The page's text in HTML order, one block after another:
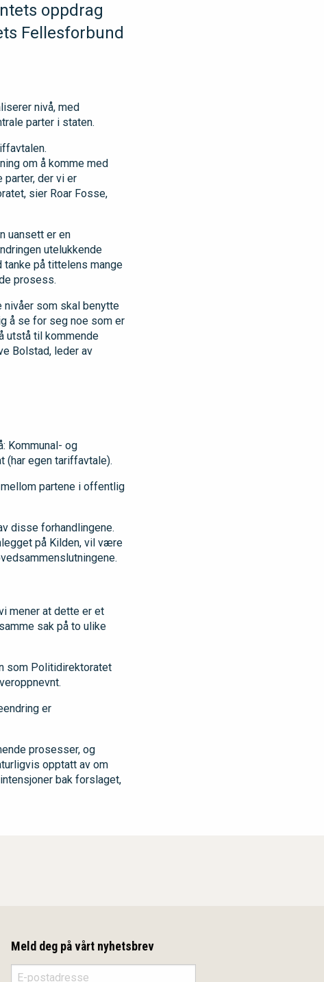
oppdrag
Fellesforbund
nivå, med
parter i staten.
om å komme med
der vi er
sier Roar Fosse,
uansett er en
utelukkende
på tittelens mange
prosess.
nivåer som skal benytte
å se for seg noe som er
utstå til kommende
Bolstad, leder av
Kommunal- og
(har egen tariffavtale).
partene i offentlig
disse forhandlingene.
på Kilden, vil være
mener at dette er et
sak på to ulike
som Politidirektoratet
er
prosesser, og
opptatt av om
bak forslaget,
Meld deg på vårt nyhetsbrev